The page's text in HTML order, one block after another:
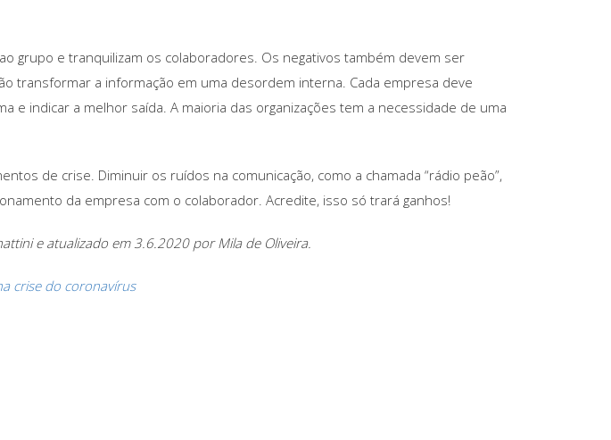
grupo e tranquilizam os colaboradores. Os negativos também devem ser
transformar a informação em uma desordem interna. Cada empresa deve
e indicar a melhor saída. A maioria das organizações tem a necessidade de uma
de crise. Diminuir os ruídos na comunicação, como a chamada “rádio peão”,
da empresa com o colaborador. Acredite, isso só trará ganhos!
e atualizado em 3.6.2020 por Mila de Oliveira.
crise do coronavírus